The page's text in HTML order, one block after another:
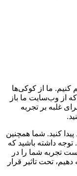
ما از کوکی‌ها
که از وب‌سایت ما باز
غلبه بر تجربه
کنید. شما همچنین
توجه داشته باشید که
تجربه شما را در
تحت تاثیر قرار